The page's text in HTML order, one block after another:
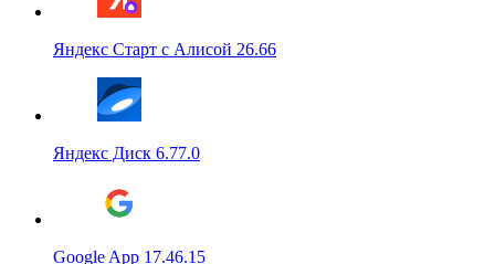
Яндекс Старт с Алисой 26.66
Яндекс Диск 6.77.0
Google App 17.46.15